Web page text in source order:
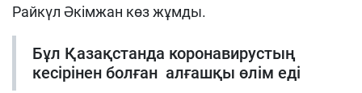
Райкүл Әкімжан көз жұмды.
Бұл Қазақстанда коронавирустың
кесірінен болған алғашқы өлім еді